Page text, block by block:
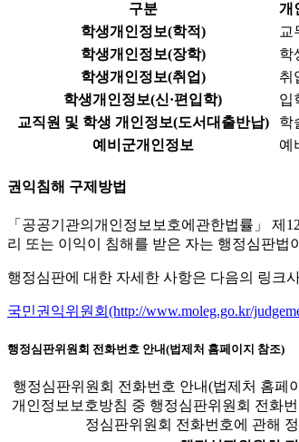
구분
개
학생개인정보(학적)
교
학생개인정보(장학)
학
학생개인정보(취업)
취
학생개인정보(신·편입학)
입
교직원 및 학생 개인정보(도서대출반납)
학
예비군개인정보
예
권익침해 구제방법
「공공기관의개인정보보호에관한법률」 제
리 또는 이익이 침해를 받은 자는 행정심판
행정심판에 대한 자세한 사항은 다음의 링크
국민권익위원회(http://www.moleg.go.kr/
행정심판위원회 전화번호 안내(법제처 홈페이지 참조)
행정심판위원회 전화번호 안내(법제처 홈페
개인정보보호방침 중 행정심판위원회 전화
정심판위원회 전화번호에 관해